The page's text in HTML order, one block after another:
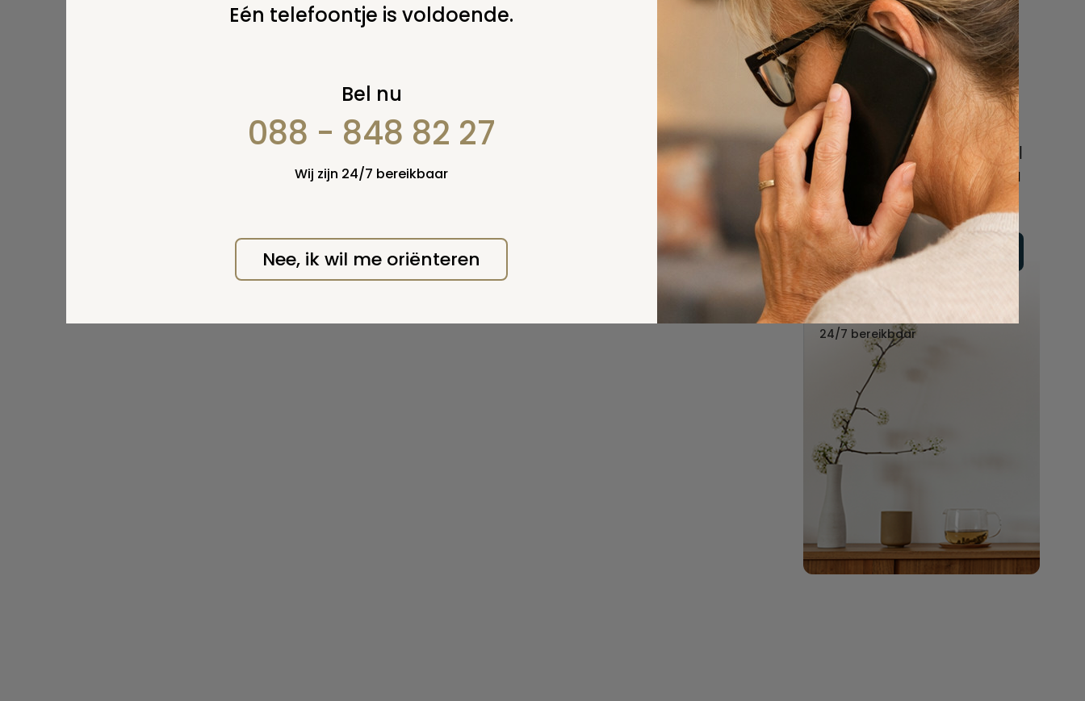
Nu
een uitvaart
regelen
Beschrijf uw wensen
online of bel ons geheel
vrijblijvend voor hulp na
een overlijden.
Vul hier uw wensen in
Of bel ons:
088 - 848 82 27
24/7 bereikbaar
Eén telefoontje is voldoende.
Bel nu
088 - 848 82 27
Wij zijn 24/7 bereikbaar
Nee, ik wil me oriënteren